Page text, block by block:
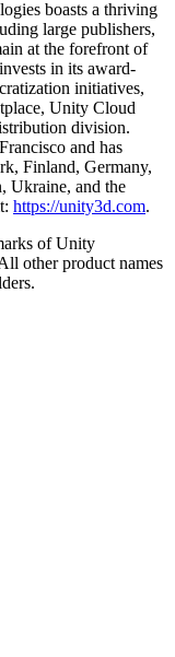
boasts a thriving
large publishers,
at the forefront of
in its award-
initiatives,
Unity Cloud
division.
and has
Finland, Germany,
Ukraine, and the
https://unity3d.com.
of Unity
other product names